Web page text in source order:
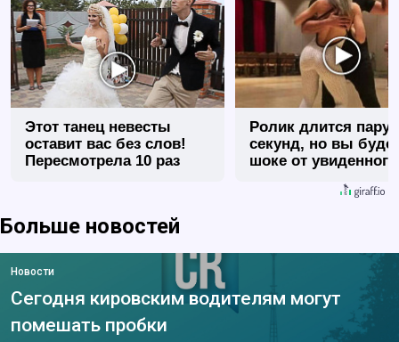
Этот танец невесты
оставит вас без слов!
Пересмотрела 10 раз
Ролик длится пару
секунд, но вы
шоке от увиденного
Больше новостей
Новости
Сегодня кировским водителям могут
помешать пробки